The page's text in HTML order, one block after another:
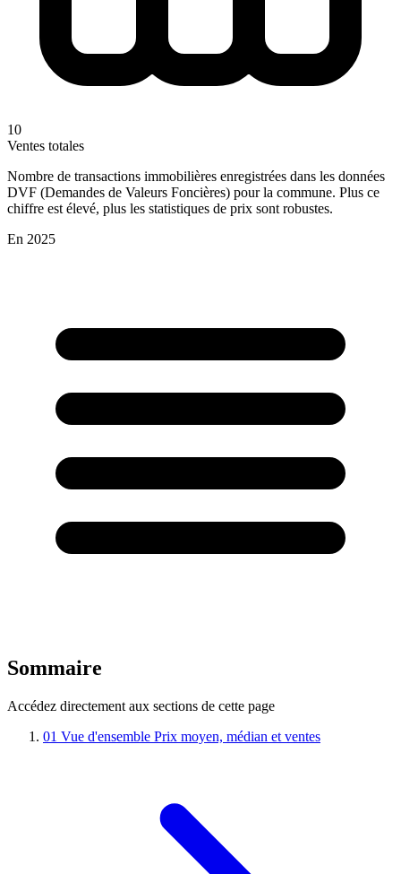
10
Ventes totales
Nombre de transactions immobilières enregistrées dans les données
DVF (Demandes de Valeurs Foncières) pour la commune. Plus ce
chiffre est élevé, plus les statistiques de prix sont robustes.
En 2025
Sommaire
Accédez directement aux sections de cette page
01 Vue d'ensemble Prix moyen, médian et ventes